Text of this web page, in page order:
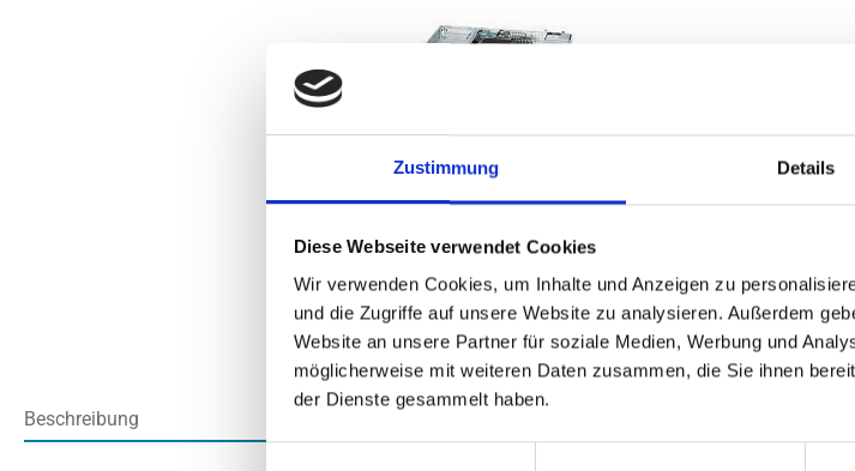
Zustimmung Details
Diese Webseite verwendet Cookies
Wir verwenden Cookies, um Inhalte und Anzeigen zu
und die Zugriffe auf unsere Website zu analysieren. Außerdem
Website an unsere Partner für soziale Medien, Werbung und
möglicherweise mit weiteren Daten zusammen, die Sie ihnen
der Dienste gesammelt haben.
Beschreibung